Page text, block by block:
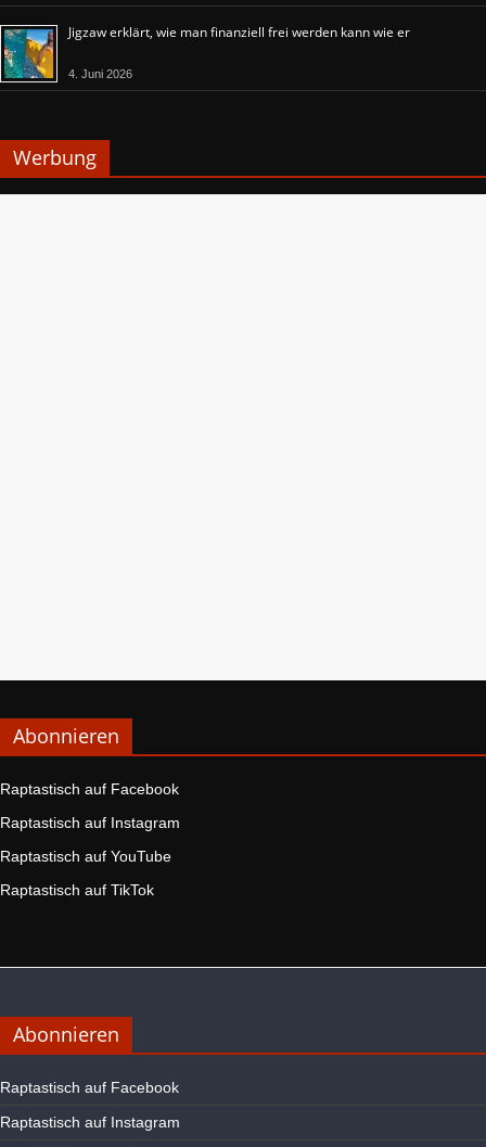
Jigzaw erklärt, wie man finanziell frei werden kann wie er
4. Juni 2026
Werbung
Abonnieren
Raptastisch auf Facebook
Raptastisch auf Instagram
Raptastisch auf YouTube
Raptastisch auf TikTok
Abonnieren
Raptastisch auf Facebook
Raptastisch auf Instagram